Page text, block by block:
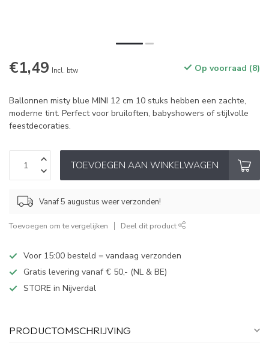
€1,49 Incl. btw Op voorraad (8)
Ballonnen misty blue MINI 12 cm 10 stuks hebben een zachte,
moderne tint. Perfect voor bruiloften, babyshowers of stijlvolle
feestdecoraties.
TOEVOEGEN AAN WINKELWAGEN
Vanaf 5 augustus weer verzonden!
Toevoegen om te vergelijken Deel dit product
Voor 15:00 besteld = vandaag verzonden
Gratis levering vanaf € 50,- (NL & BE)
STORE in Nijverdal
PRODUCTOMSCHRIJVING